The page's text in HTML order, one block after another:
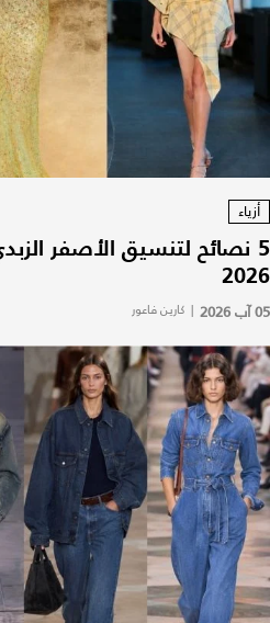
أزياء
5 نصائح لتنسيق الأصفر
2026
05 آب 2026 | كارين فاعور